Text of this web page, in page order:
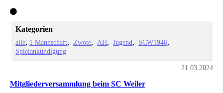
Kategorien
alle 1 Mannschaft Zwote AH Jugend
SCW1946
Spielankündigung
21.03.2024
Mitgliederversammlung beim SC Weiler